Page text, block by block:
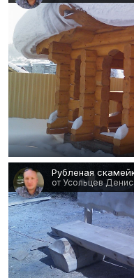
Рубленая
от Усольцев Денис